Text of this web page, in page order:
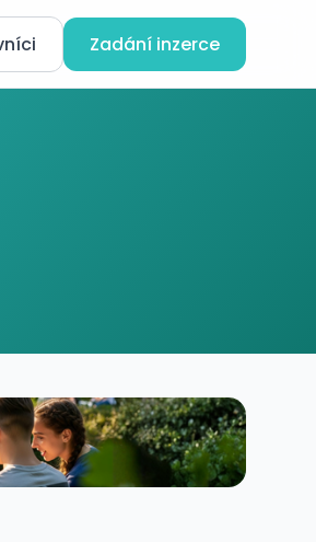
Zadání inzerce